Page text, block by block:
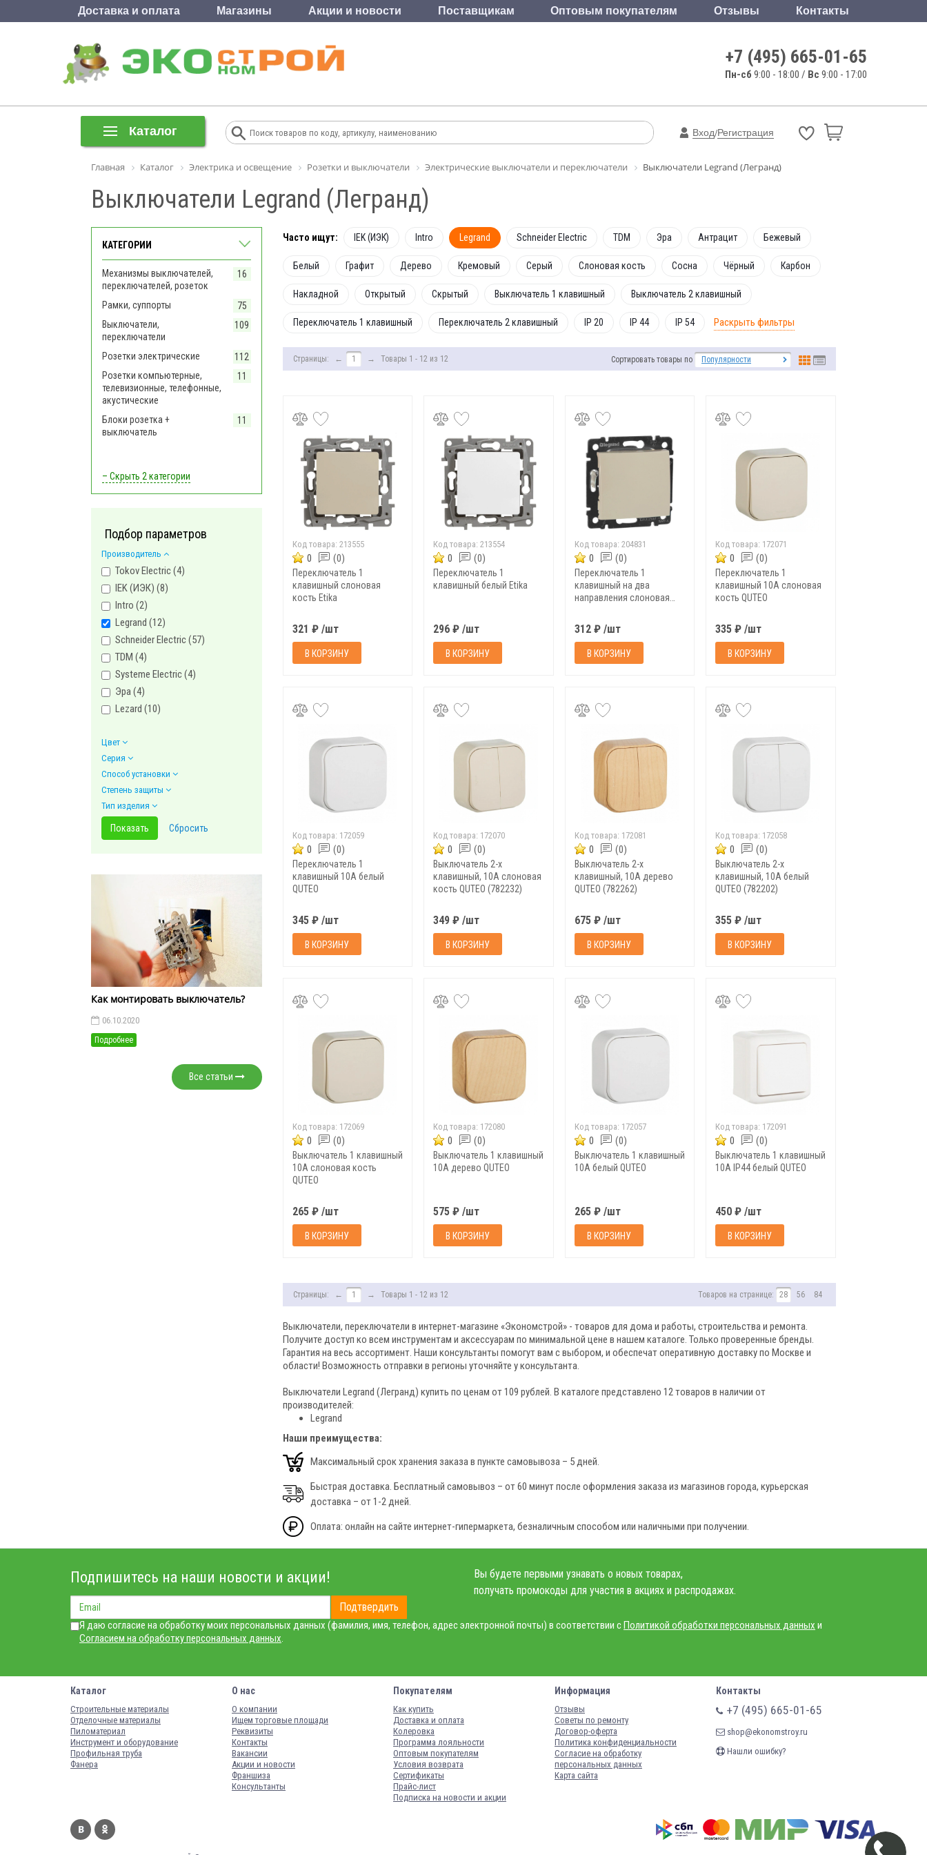
Доставка и оплата Магазины Акции и новости Поставщикам Оптовым покупателям Отзывы Контакты
+7 (495) 665-01-65
Пн-сб 9:00 - 18:00 / Вс 9:00 - 17:00
Каталог Вход/Регистрация
Главная Каталог Электрика и освещение Розетки и выключатели Электрические выключатели и переключатели Выключатели Legrand (Легранд)
Выключатели Legrand (Легранд)
КАТЕГОРИИ
Механизмы выключателей,
переключателей, розеток
16
Рамки, суппорты
75
Выключатели,
переключатели
109
Розетки электрические
112
Розетки компьютерные,
телевизионные, телефонные,
акустические
11
Блоки розетка +
выключатель
11
– Скрыть 2 категории
Подбор параметров
Производитель
Tokov Electric (4)
IEK (ИЭК) (8)
Intro (2)
Legrand (12)
Schneider Electric (57)
TDM (4)
Systeme Electric (4)
Эра (4)
Lezard (10)
Цвет
Серия
Способ установки
Степень защиты
Тип изделия
Как монтировать выключатель?
06.10.2020
Подробнее
Все статьи
Часто ищут: IEK (ИЭК) Intro Legrand Schneider Electric TDM Эра Антрацит Бежевый
Белый Графит Дерево Кремовый Серый Слоновая кость Сосна Чёрный Карбон
Накладной Открытый Скрытый Выключатель 1 клавишный Выключатель 2 клавишный
Переключатель 1 клавишный Переключатель 2 клавишный IP 20 IP 44 IP 54 Раскрыть фильтры
Страницы: ← 1 → Товары 1 - 12 из 12 Сортировать товары по Популярности
Код товара: 213555
0 (0)
Переключатель 1
клавишный слоновая
кость Etika
321 ₽ /шт
В КОРЗИНУ
Код товара:213554
0 (0)
Переключатель 1
клавишный белый Etika
296 ₽ /шт
В КОРЗИНУ
Код товара: 204831
0 (0)
Переключатель 1
клавишный на два
направления слоновая
(индивидуальная
упаковка) (695602
312 ₽ /шт
В КОРЗИНУ
Код товара: 172071
0 (0)
Переключатель 1
клавишный 10A слоновая
кость QUTEO
335 ₽ /шт
В КОРЗИНУ
Код товара: 172059
0 (0)
Переключатель 1
клавишный 10A белый
QUTEO
345 ₽ /шт
В КОРЗИНУ
Код товара: 172070
0 (0)
Выключатель 2-х
клавишный, 10A слоновая
кость QUTEO (782232)
349 ₽ /шт
В КОРЗИНУ
Код товара: 172081
0 (0)
Выключатель 2-х
клавишный, 10A дерево
QUTEO (782262)
675 ₽ /шт
В КОРЗИНУ
Код товара: 172058
0 (0)
Выключатель 2-х
клавишный, 10A белый
QUTEO (782202)
355 ₽ /шт
В КОРЗИНУ
Код товара: 172069
0 (0)
Выключатель 1 клавишный
10A слоновая кость
QUTEO
265 ₽ /шт
В КОРЗИНУ
Код товара: 172080
0 (0)
Выключатель 1 клавишный
10A дерево QUTEO
575 ₽ /шт
В КОРЗИНУ
Код товара: 172057
0 (0)
Выключатель 1 клавишный
10A белый QUTEO
265 ₽ /шт
В КОРЗИНУ
Код товара: 172091
0 (0)
Выключатель 1 клавишный
10A IP44 белый QUTEO
450 ₽ /шт
В КОРЗИНУ
Страницы: ← 1 → Товары 1 - 12 из 12 Товаров на странице: 28 56 84
Выключатели, переключатели в интернет-магазине «Экономстрой» - товаров для дома и работы, строительства и ремонта.
Получите доступ ко всем инструментам и аксессуарам по минимальной цене в нашем каталоге. Только проверенные бренды.
Гарантия на весь ассортимент. Наши консультанты помогут вам с выбором, и обеспечат оперативную доставку по Москве и
области! Возможность отправки в регионы уточняйте у консультанта.
Выключатели Legrand (Легранд) купить по ценам от 109 рублей. В каталоге представлено 12 товаров в наличии от
производителей:
Legrand
Наши преимущества:
Максимальный срок хранения заказа в пункте самовывоза – 5 дней.
Быстрая доставка. Бесплатный самовывоз – от 60 минут после оформления заказа из магазинов города, курьерская
доставка – от 1-2 дней.
Оплата: онлайн на сайте интернет-гипермаркета, безналичным способом или наличными при получении.
Подпишитесь на наши новости и акции!
Подтвердить
Вы будете первыми узнавать о новых товарах,
получать промокоды для участия в акциях и распродажах.
Я даю согласие на обработку моих персональных данных (фамилия, имя, телефон, адрес электронной почты) в соответствии сПолитикой обработки персональных данных и
Согласием на обработку персональных данных
Каталог
Строительные материалы
Отделочные материалы
Пиломатериал
Инструмент и оборудование
Профильная труба
Фанера
О нас
О компании
Ищем торговые площади
Реквизиты
Контакты
Вакансии
Акции и новости
Франшиза
Консультанты
Покупателям
Как купить
Доставка и оплата
Колеровка
Программа лояльности
Оптовым покупателям
Условия возврата
Сертификаты
Прайс-лист
Подписка на новости и акции
Информация
Отзывы
Советы по ремонту
Договор-оферта
Политика конфиденциальности
Согласие на обработку
персональных данных
Карта сайта
Контакты
+7 (495) 665-01-65
shop@ekonomstroy.ru
Нашли ошибку?